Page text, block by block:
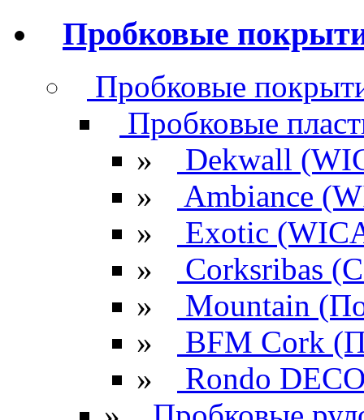
Пробковые
Пробковые
Пробковые
»
Dekwall
»
Ambiance
»
Exotic
»
Corksribas
»
Mountain
»
BFM Cork
»
Rondo